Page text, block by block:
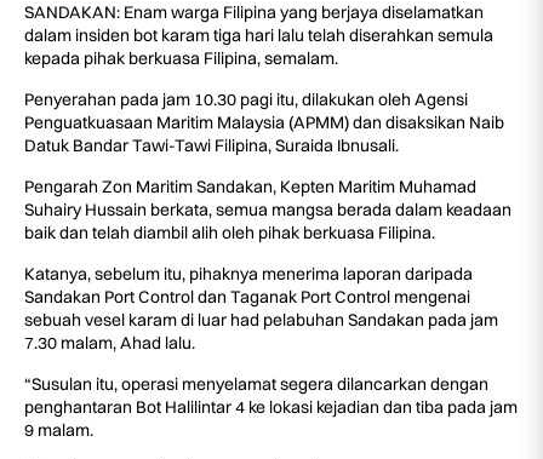
SANDAKAN: Enam warga Filipina yang berjaya diselamatkan
dalam insiden bot karam tiga hari lalu telah diserahkan semula
kepada pihak berkuasa Filipina, semalam.
Penyerahan pada jam 10.30 pagi itu, dilakukan oleh Agensi
Penguatkuasaan Maritim Malaysia (APMM) dan disaksikan Naib
Datuk Bandar Tawi-Tawi Filipina, Suraida Ibnusali.
Pengarah Zon Maritim Sandakan, Kepten Maritim Muhamad
Suhairy Hussain berkata, semua mangsa berada dalam keadaan
baik dan telah diambil alih oleh pihak berkuasa Filipina.
Katanya, sebelum itu, pihaknya menerima laporan daripada
Sandakan Port Control dan Taganak Port Control mengenai
sebuah vesel karam di luar had pelabuhan Sandakan pada jam
7.30 malam, Ahad lalu.
“Susulan itu, operasi menyelamat segera dilancarkan dengan
penghantaran Bot Halilintar 4 ke lokasi kejadian dan tiba pada jam
9 malam.